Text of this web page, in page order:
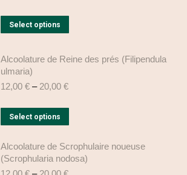
product
may
product
page
Select options
has
may
be
chosen
Alcoolature de Reine des prés (Filipendula
ulmaria)
12,00 € – 20,00 €
Select options
has
multiple
Alcoolature de Scrophulaire noueuse
(Scrophularia nodosa)